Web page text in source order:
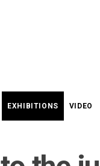
EXHIBITIONS VIDEO